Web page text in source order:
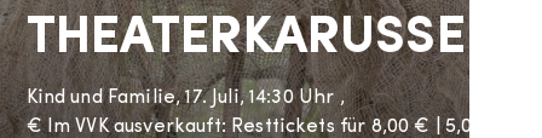
THEATERKARUSSELL
Kind und Familie,17. Juli, 14:30 Uhr ,
€ Im VVK ausverkauft: Resttickets für 8,00 € | 5,00 €